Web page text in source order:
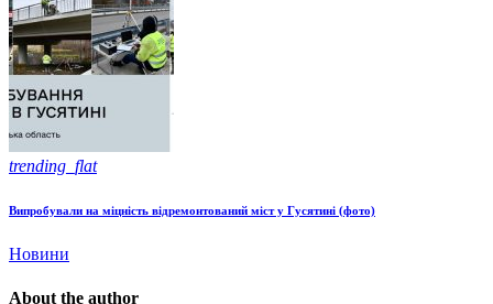
trending_flat
Випробували на міцність відремонтований міст у Гусятині (фото)
Новини
About the author